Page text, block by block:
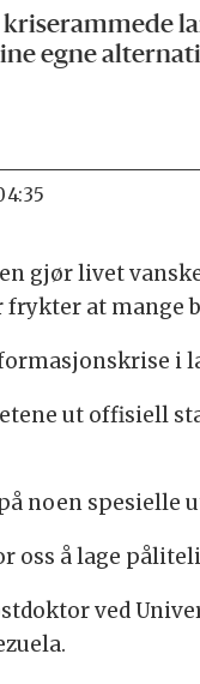
egne
gjør livet
at mange
i
ut offisiell
noen spesielle
oss å lage
ved